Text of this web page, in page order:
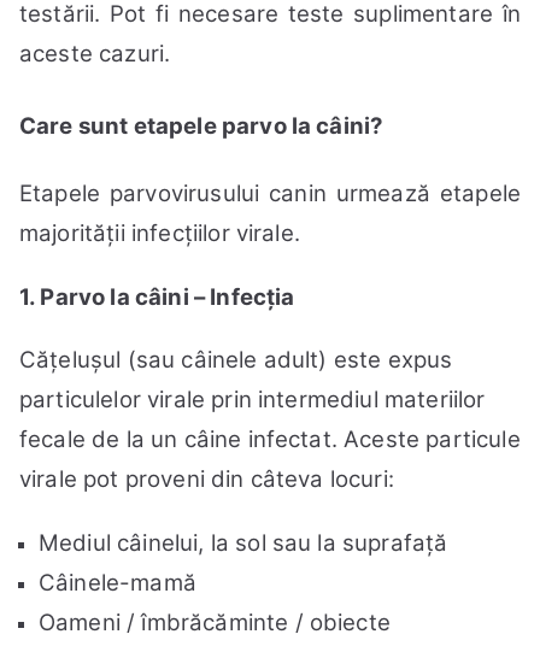
testării. Pot fi necesare teste suplimentare în
aceste cazuri.
Care sunt etapele parvo la câini?
Etapele parvovirusului canin urmează etapele
majorității infecțiilor virale.
1. Parvo la câini – Infecția
Cățelușul (sau câinele adult) este expus
particulelor virale prin intermediul materiilor
fecale de la un câine infectat. Aceste particule
virale pot proveni din câteva locuri:
Mediul câinelui, la sol sau la suprafață
Câinele-mamă
Oameni / îmbrăcăminte / obiecte